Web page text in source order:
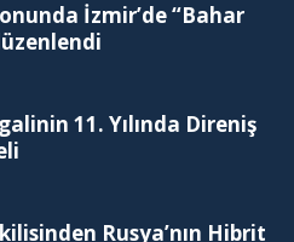
İzmir’de “Bahar
11. Yılında Direniş
Rusya’nın Hibrit